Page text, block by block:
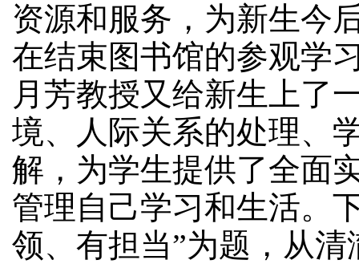
资源和服务，为新生今
在结束图书馆的参观学
月芳教授又给新生上了
境、人际关系的处理、
解，为学生提供了全面
管理自己学习和生活。
领、有担当”为题，从